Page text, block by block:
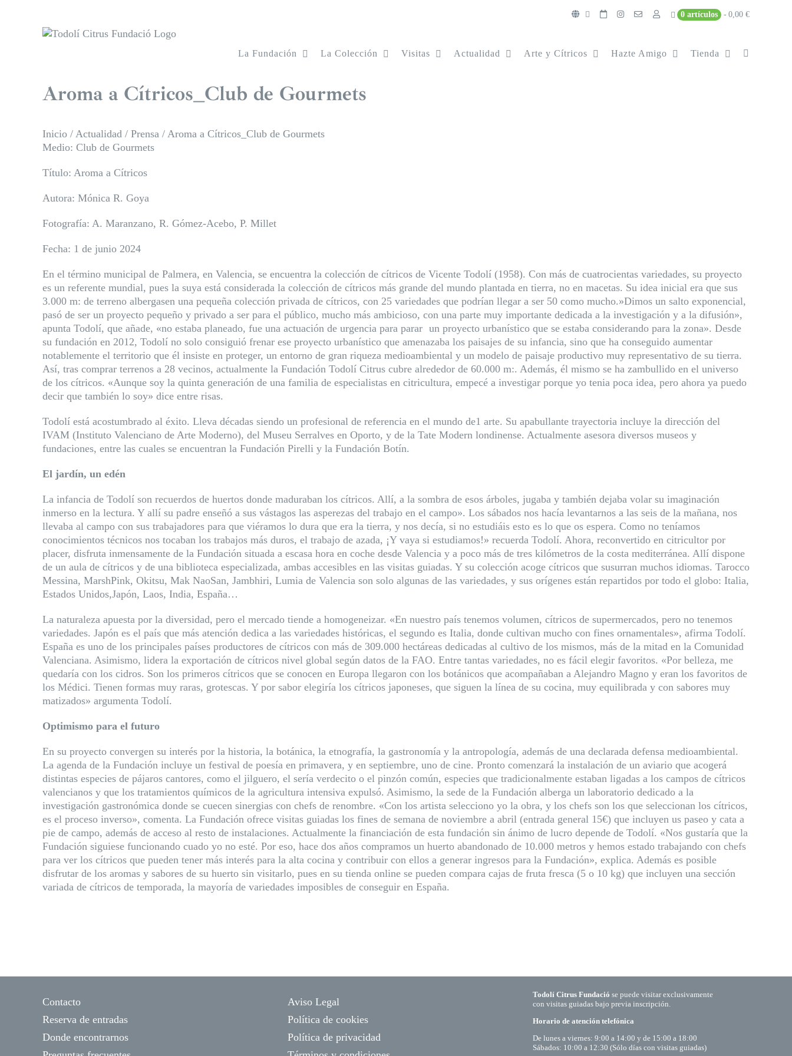
0 artículos 0,00 €
La Fundación La Colección Visitas Actualidad Arte y Cítricos Hazte Amigo Tienda
Aroma a Cítricos_Club de Gourmets
Inicio / Actualidad / Prensa / Aroma a Cítricos_Club de Gourmets
Medio: Club de Gourmets
Título: Aroma a Cítricos
Autora: Mónica R. Goya
Fotografía: A. Maranzano, R. Gómez-Acebo, P. Millet
Fecha: 1 de junio 2024
En el término municipal de Palmera, en Valencia, se encuentra la colección de cítricos de Vicente Todolí (1958). Con más de cuatrocientas variedades, su proyecto
es un referente mundial, pues la suya está considerada la colección de cítricos más grande del mundo plantada en tierra, no en macetas. Su idea inicial era que sus
3.000 m: de terreno albergasen una pequeña colección privada de cítricos, con 25 variedades que podrían llegar a ser 50 como mucho.»Dimos un salto exponencial,
pasó de ser un proyecto pequeño y privado a ser para el público, mucho más ambicioso, con una parte muy importante dedicada a la investigación y a la difusión»,
apunta Todolí, que añade, «no estaba planeado, fue una actuación de urgencia para parar un proyecto urbanístico que se estaba considerando para la zona». Desde
su fundación en 2012, Todolí no solo consiguió frenar ese proyecto urbanístico que amenazaba los paisajes de su infancia, sino que ha conseguido aumentar
notablemente el territorio que él insiste en proteger, un entorno de gran riqueza medioambiental y un modelo de paisaje productivo muy representativo de su tierra.
Así, tras comprar terrenos a 28 vecinos, actualmente la Fundación Todolí Citrus cubre alrededor de 60.000 m:. Además, él mismo se ha zambullido en el universo
de los cítricos. «Aunque soy la quinta generación de una familia de especialistas en citricultura, empecé a investigar porque yo tenia poca idea, pero ahora ya puedo
decir que también lo soy» dice entre risas.
Todolí está acostumbrado al éxito. Lleva décadas siendo un profesional de referencia en el mundo de1 arte. Su apabullante trayectoria incluye la dirección del
IVAM (Instituto Valenciano de Arte Moderno), del Museu Serralves en Oporto, y de la Tate Modern londinense. Actualmente asesora diversos museos y
fundaciones, entre las cuales se encuentran la Fundación Pirelli y la Fundación Botín.
El jardín, un edén
La infancia de Todolí son recuerdos de huertos donde maduraban los cítricos. Allí, a la sombra de esos árboles, jugaba y también dejaba volar su imaginación
inmerso en la lectura. Y allí su padre enseñó a sus vástagos las asperezas del trabajo en el campo». Los sábados nos hacía levantarnos a las seis de la mañana, nos
llevaba al campo con sus trabajadores para que viéramos lo dura que era la tierra, y nos decía, si no estudiáis esto es lo que os espera. Como no teníamos
conocimientos técnicos nos tocaban los trabajos más duros, el trabajo de azada, ¡Y vaya si estudiamos!» recuerda Todolí. Ahora, reconvertido en citricultor por
placer, disfruta inmensamente de la Fundación situada a escasa hora en coche desde Valencia y a poco más de tres kilómetros de la costa mediterránea. Allí dispone
de un aula de cítricos y de una biblioteca especializada, ambas accesibles en las visitas guiadas. Y su colección acoge cítricos que susurran muchos idiomas. Tarocco
Messina, MarshPink, Okitsu, Mak NaoSan, Jambhiri, Lumia de Valencia son solo algunas de las variedades, y sus orígenes están repartidos por todo el globo: Italia,
Estados Unidos,Japón, Laos, India, España…
La naturaleza apuesta por la diversidad, pero el mercado tiende a homogeneizar. «En nuestro país tenemos volumen, cítricos de supermercados, pero no tenemos
variedades. Japón es el país que más atención dedica a las variedades históricas, el segundo es Italia, donde cultivan mucho con fines ornamentales», afirma Todolí.
España es uno de los principales países productores de cítricos con más de 309.000 hectáreas dedicadas al cultivo de los mismos, más de la mitad en la Comunidad
Valenciana. Asimismo, lidera la exportación de cítricos nivel global según datos de la FAO. Entre tantas variedades, no es fácil elegir favoritos. «Por belleza, me
quedaría con los cidros. Son los primeros cítricos que se conocen en Europa llegaron con los botánicos que acompañaban a Alejandro Magno y eran los favoritos de
los Médici. Tienen formas muy raras, grotescas. Y por sabor elegiría los cítricos japoneses, que siguen la línea de su cocina, muy equilibrada y con sabores muy
matizados» argumenta Todolí.
Optimismo para el futuro
En su proyecto convergen su interés por la historia, la botánica, la etnografía, la gastronomía y la antropología, además de una declarada defensa medioambiental.
La agenda de la Fundación incluye un festival de poesía en primavera, y en septiembre, uno de cine. Pronto comenzará la instalación de un aviario que acogerá
distintas especies de pájaros cantores, como el jilguero, el sería verdecito o el pinzón común, especies que tradicionalmente estaban ligadas a los campos de cítricos
valencianos y que los tratamientos químicos de la agricultura intensiva expulsó. Asimismo, la sede de la Fundación alberga un laboratorio dedicado a la
investigación gastronómica donde se cuecen sinergias con chefs de renombre. «Con los artista selecciono yo la obra, y los chefs son los que seleccionan los cítricos,
es el proceso inverso», comenta. La Fundación ofrece visitas guiadas los fines de semana de noviembre a abril (entrada general 15€) que incluyen us paseo y cata a
pie de campo, además de acceso al resto de instalaciones. Actualmente la financiación de esta fundación sin ánimo de lucro depende de Todolí. «Nos gustaría que la
Fundación siguiese funcionando cuado yo no esté. Por eso, hace dos años compramos un huerto abandonado de 10.000 metros y hemos estado trabajando con chefs
para ver los cítricos que pueden tener más interés para la alta cocina y contribuir con ellos a generar ingresos para la Fundación», explica. Además es posible
disfrutar de los aromas y sabores de su huerto sin visitarlo, pues en su tienda online se pueden compara cajas de fruta fresca (5 o 10 kg) que incluyen una sección
variada de cítricos de temporada, la mayoría de variedades imposibles de conseguir en España.
Contacto
Reserva de entradas
Donde encontrarnos
Aviso Legal
Política de cookies
Política de privacidad
Todolí Citrus Fundació se puede visitar exclusivamente
con visitas guiadas bajo previa inscripción.
Horario de atención telefónica
De lunes a viernes: 9:00 a 14:00 y de 15:00 a 18:00
Sábados: 10:00 a 12:30 (Sólo días con visitas guiadas)